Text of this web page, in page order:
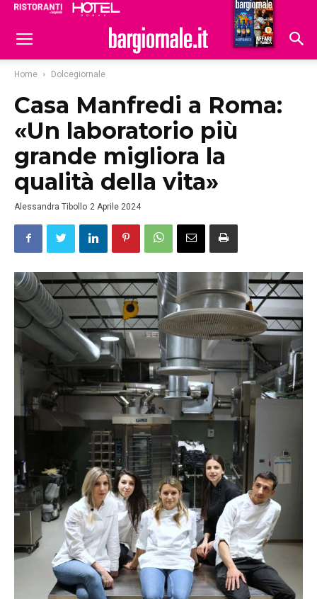
Hoteldomani
Home Dolcegiornale
Casa Manfredi a Roma:
«Un laboratorio più
grande migliora la
qualità della vita»
Alessandra Tibollo 2 Aprile 2024